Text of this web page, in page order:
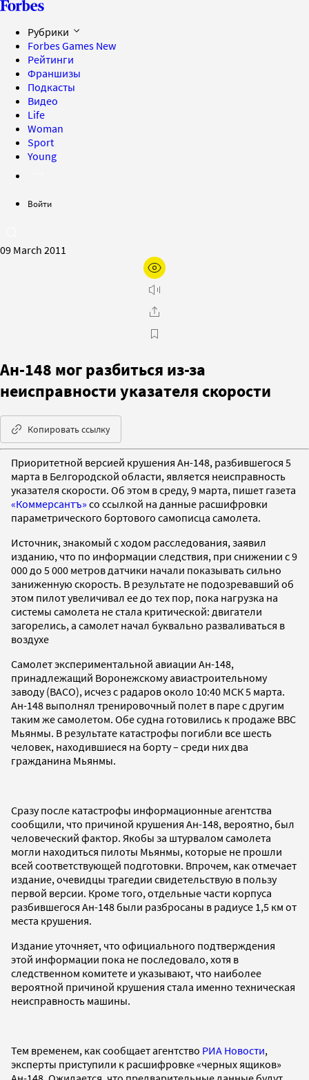
Рубрики
Forbes Games New
Рейтинги
Франшизы
Подкасты
Видео
Life
Woman
Sport
Young
Войти
09 March 2011
Ан-148 мог разбиться из-за
неисправности указателя скорости
Копировать ссылку
Приоритетной версией крушения Ан-148, разбившегося 5
марта в Белгородской области, является неисправность
указателя скорости. Об этом в среду, 9 марта, пишет газета
«Коммерсантъ» со ссылкой на данные расшифровки
параметрического бортового самописца самолета.
Источник, знакомый с ходом расследования, заявил
изданию, что по информации следствия, при снижении с 9
000 до 5 000 метров датчики начали показывать сильно
заниженную скорость. В результате не подозревавший об
этом пилот увеличивал ее до тех пор, пока нагрузка на
системы самолета не стала критической: двигатели
загорелись, а самолет начал буквально разваливаться в
воздухе
Самолет экспериментальной авиации Ан-148,
принадлежащий Воронежскому авиастроительному
заводу (ВАСО), исчез с радаров около 10:40 МСК 5 марта.
Ан-148 выполнял тренировочный полет в паре с другим
таким же самолетом. Обе судна готовились к продаже ВВС
Мьянмы. В результате катастрофы погибли все шесть
человек, находившиеся на борту – среди них два
гражданина Мьянмы.
Сразу после катастрофы информационные агентства
сообщили, что причиной крушения Ан-148, вероятно, был
человеческий фактор. Якобы за штурвалом самолета
могли находиться пилоты Мьянмы, которые не прошли
всей соответствующей подготовки. Впрочем, как отмечает
издание, очевидцы трагедии свидетельствую в пользу
первой версии. Кроме того, отдельные части корпуса
разбившегося Ан-148 были разбросаны в радиусе 1,5 км от
места крушения.
Издание уточняет, что официального подтверждения
этой информации пока не последовало, хотя в
следственном комитете и указывают, что наиболее
вероятной причиной крушения стала именно техническая
неисправность машины.
Тем временем, как сообщает агентство РИА Новости,
эксперты приступили к расшифровке «черных ящиков»